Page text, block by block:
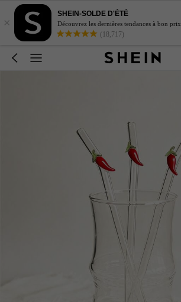
×
SHEIN-SOLDE D'ÉTÉ
Découvrez les dernières tendances à bon prix.
(18,717)